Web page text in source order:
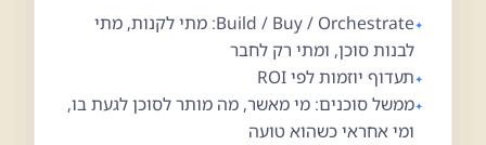
Build / Buy / Orchestrate: מתי לקנות, מתי
לבנות סוכן, ומתי רק לחבר
תעדוף יוזמות לפי ROI
ממשל סוכנים: מי מאשר, מה מותר לסוכן לגעת בו,
ומי אחראי כשהוא טועה